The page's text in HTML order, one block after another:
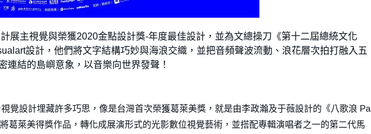
展主視覺與榮獲2020金點設計獎-年度最佳設計，並為文總操刀《第十二屆總統文化
設計，他們將文字結構巧妙與海浪交織，並把音頻聲波流動、浪花層次拍打融入五
連結的島嶼意象，以音樂向世界發聲！
覺設計埋藏許多巧思，像是台灣首次榮獲葛萊美獎，就是由李政瀚及于薇設計的《八歌浪 Pa
葛萊美得獎作品，轉化成展演形式的光影數位視覺藝術，並搭配專輯演唱者之一的第二代馬